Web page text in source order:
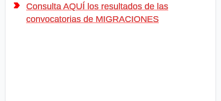
Consulta AQUÍ los resultados de las
convocatorias de MIGRACIONES